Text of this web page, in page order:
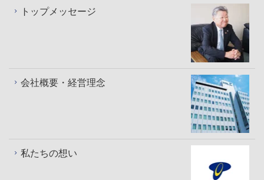
トップメッセージ
会社概要・経営理念
私たちの想い